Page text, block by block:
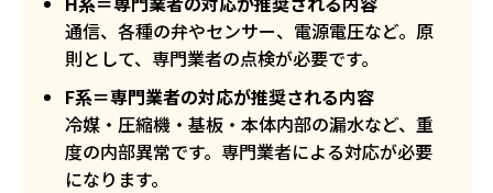
通信、各種の弁やセンサー、電源電圧など。原
則として、専門業者の点検が必要です。
F系＝専門業者の対応が推奨される内容
冷媒・圧縮機・基板・本体内部の漏水など、重
度の内部異常です。専門業者による対応が必要
になります。